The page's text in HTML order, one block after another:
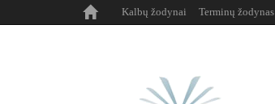
Kalbų žodynai Terminų žodynas